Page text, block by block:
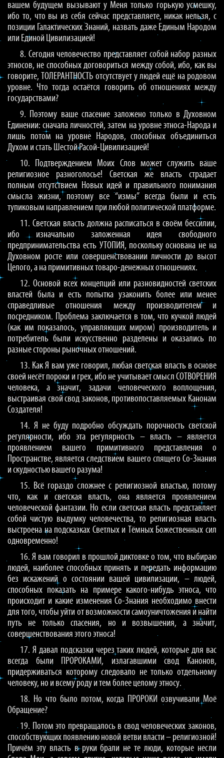
вашем будущем вызывают у Меня только горькую усмешку,
ибо то, что вы из себя сейчас представляете, никак нельзя, с
позиции Галактических Знаний, назвать даже Единым Народом
или Единой Цивилизацией!
8. Сегодня человечество представляет собой набор разных
этносов, не способных договориться между собой, ибо, как вы
говорите, ТОЛЕРАНТНОСТЬ отсутствует у людей ещё на родовом
уровне. Что тогда остаётся говорить об отношениях между
государствами?
9. Поэтому ваше спасение заложено только в Духовном
Единении: сначала личностей, затем на уровне этноса-Народа и
лишь потом на уровне Народов, способных объединиться
Духом и стать Шестой Расой-Цивилизацией!
10. Подтверждением Моих Слов может служить ваше
религиозное разноголосье! Светская же власть страдает
полным отсутствием Новых идей и правильного понимания
смысла жизни, поэтому все “измы” всегда были и есть
тупиковым направлением при любой политической платформе.
11. Светская власть должна расписаться в своём бессилии,
ибо изначально заложенная идея свободного
предпринимательства есть УТОПИЯ, поскольку основана не на
Духовном росте или совершенствовании личности до высот
Целого, а на примитивных товаро-денежных отношениях.
12. Основой всех концепций или разновидностей светских
властей была и есть попытка узаконить более или менее
справедливые отношения между производителем и
посредником. Проблема заключается в том, что кучкой людей
(как им показалось, управляющих миром) производитель и
потребитель были искусственно разделены и оказались по
разные стороны рыночных отношений.
13. Как Я вам уже говорил, любая светская власть в основе
своей несёт пороки и грех, ибо не учитывает смысл СОТВОРЕНИЯ
человека, а значит, задачи человеческого воплощения,
выстраивая свой свод законов, противопоставляемых Канонам
Создателя!
14. Я не буду подробно обсуждать порочность светской
регулярности, ибо эта регулярность – власть – является
проявлением вашего примитивного представления о
Пространстве, является следствием вашего спящего Со-Знания
и скудностью вашего разума!
15. Всё гораздо сложнее с религиозной властью, потому
что, как и светская власть, она является проявлением
человеческой фантазии. Но если светская власть представляет
собой чистую выдумку человечества, то религиозная власть
выстроена на подсказках Светлых и Тёмных Божественных сил
одновременно!
16. Я вам говорил в прошлой диктовке о том, что выбираю
людей, наиболее способных принять и передать информацию
без искажений о состоянии вашей цивилизации, – людей,
способных показать на примере какого-нибудь этноса, что
происходит и какие изменения Со-Знания необходимо внести
для того, чтобы уйти от возможности самоуничтожения и найти
путь не только спасения, но и возвышения, а значит,
совершенствования этого этноса!
17. Я давал подсказки через таких людей, которые для вас
всегда были ПРОРОКАМИ, излагавшими свод Канонов,
придерживаться которому следовало не только отдельному
человеку, но и всему роду и тем более целому этносу.
18. Но что было потом, когда ПРОРОКИ озвучивали Моё
Обращение?
19. Потом это превращалось в свод человеческих законов,
способствующих появлению новой ветви власти – религиозной!
Причём эту власть в руки брали не те люди, которые несли